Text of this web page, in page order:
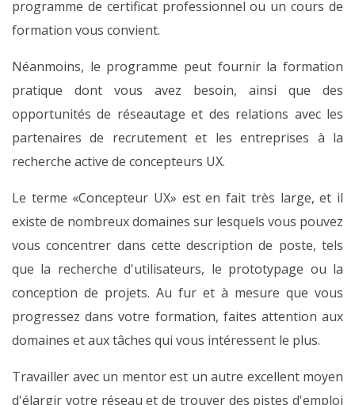
programme de certificat professionnel ou un cours de
formation vous convient.
Néanmoins, le programme peut fournir la formation
pratique dont vous avez besoin, ainsi que des
opportunités de réseautage et des relations avec les
partenaires de recrutement et les entreprises à la
recherche active de concepteurs UX.
Le terme «Concepteur UX» est en fait très large, et il
existe de nombreux domaines sur lesquels vous pouvez
vous concentrer dans cette description de poste, tels
que la recherche d'utilisateurs, le prototypage ou la
conception de projets. Au fur et à mesure que vous
progressez dans votre formation, faites attention aux
domaines et aux tâches qui vous intéressent le plus.
Travailler avec un mentor est un autre excellent moyen
d'élargir votre réseau et de trouver des pistes d'emploi